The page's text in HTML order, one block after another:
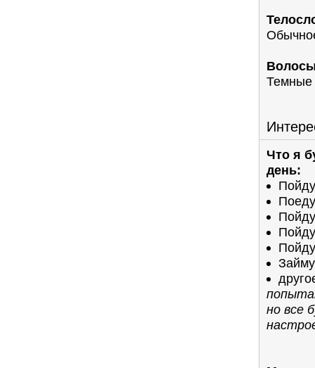
Темные
Что я
день:
но все